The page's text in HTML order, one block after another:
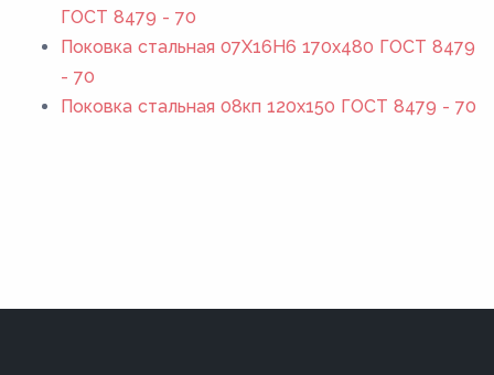
ГОСТ 8479 - 70
Поковка стальная 07Х16Н6 170x480 ГОСТ 8479
- 70
Поковка стальная 08кп 120x150 ГОСТ 8479 - 70